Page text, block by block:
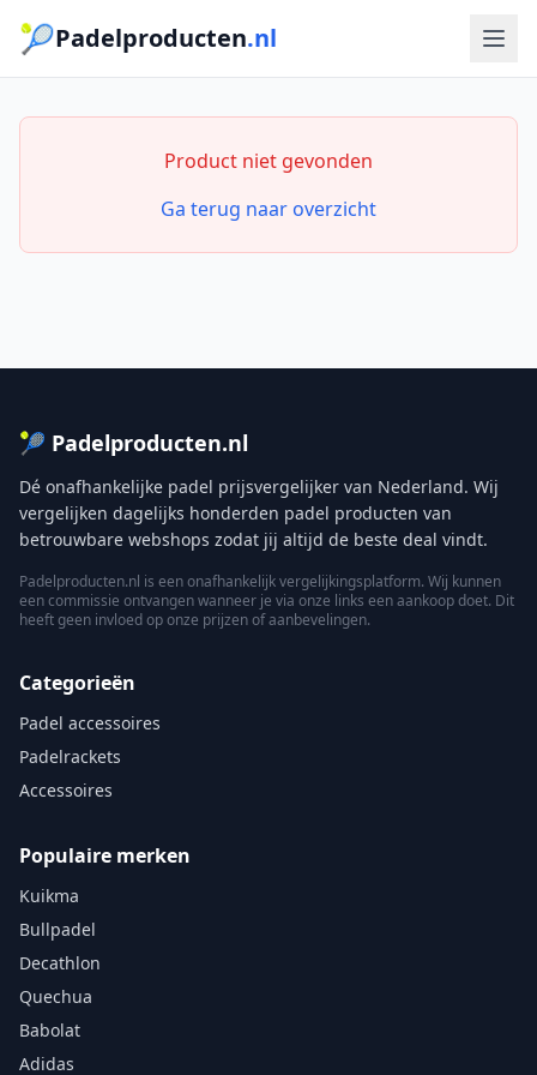
🎾Padelproducten.nl
Product niet gevonden
Ga terug naar overzicht
🎾 Padelproducten.nl
Dé onafhankelijke padel prijsvergelijker van Nederland. Wij
vergelijken dagelijks honderden padel producten van
betrouwbare webshops zodat jij altijd de beste deal vindt.
Padelproducten.nl is een onafhankelijk vergelijkingsplatform. Wij kunnen
een commissie ontvangen wanneer je via onze links een aankoop doet. Dit
heeft geen invloed op onze prijzen of aanbevelingen.
Categorieën
Padel accessoires
Padelrackets
Accessoires
Populaire merken
Kuikma
Bullpadel
Decathlon
Quechua
Babolat
Adidas